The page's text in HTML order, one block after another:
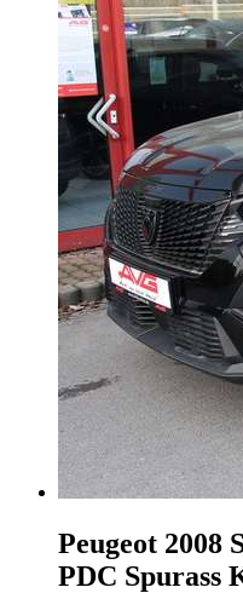
Peugeot 2008
PDC Spurass